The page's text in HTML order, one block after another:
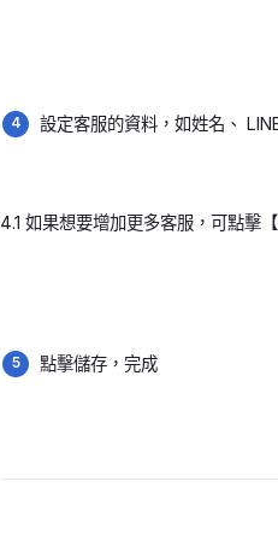
設定客服的資料，如姓名、
4.1 如果想要增加更多客服，可點擊
點擊儲存，完成